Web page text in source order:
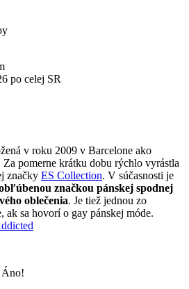
po celej SR
v roku 2009 v Barcelone ako
pomerne krátku dobu rýchlo vyrástla
značky ES Collection. V súčasnosti je
značkou pánskej spodnej
oblečenia. Je tiež jednou zo
ak sa hovorí o gay pánskej móde.
Áno!